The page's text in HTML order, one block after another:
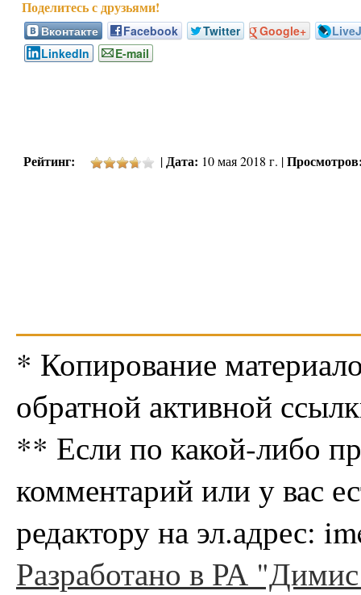
Вконтакте Facebook Twitter Google+
LinkedIn
E-mail
Рейтинг: | Дата: 10 мая 2018 г. |
* Копирование
обратной активной
** Если по какой-либо
комментарий или у вас
редактору на эл.адрес:
Разработано в РА